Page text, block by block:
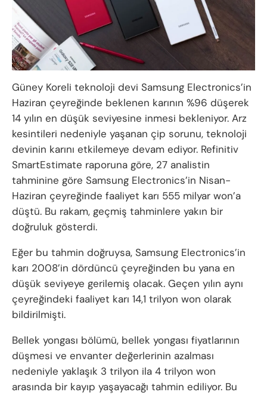
Güney Koreli teknoloji devi Samsung Electronics’in
Haziran çeyreğinde beklenen karının %96 düşerek
14 yılın en düşük seviyesine inmesi bekleniyor. Arz
kesintileri nedeniyle yaşanan çip sorunu, teknoloji
devinin karını etkilemeye devam ediyor. Refinitiv
SmartEstimate raporuna göre, 27 analistin
tahminine göre Samsung Electronics’in Nisan-
Haziran çeyreğinde faaliyet karı 555 milyar won’a
düştü. Bu rakam, geçmiş tahminlere yakın bir
doğruluk gösterdi.
Eğer bu tahmin doğruysa, Samsung Electronics’in
karı 2008’in dördüncü çeyreğinden bu yana en
düşük seviyeye gerilemiş olacak. Geçen yılın aynı
çeyreğindeki faaliyet karı 14,1 trilyon won olarak
bildirilmişti.
Bellek yongası bölümü, bellek yongası fiyatlarının
düşmesi ve envanter değerlerinin azalması
nedeniyle yaklaşık 3 trilyon ila 4 trilyon won
arasında bir kayıp yaşayacağı tahmin ediliyor. Bu